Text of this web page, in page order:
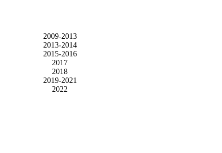
2009-2013
2013-2014
2015-2016
2017
2018
2019-2021
2022